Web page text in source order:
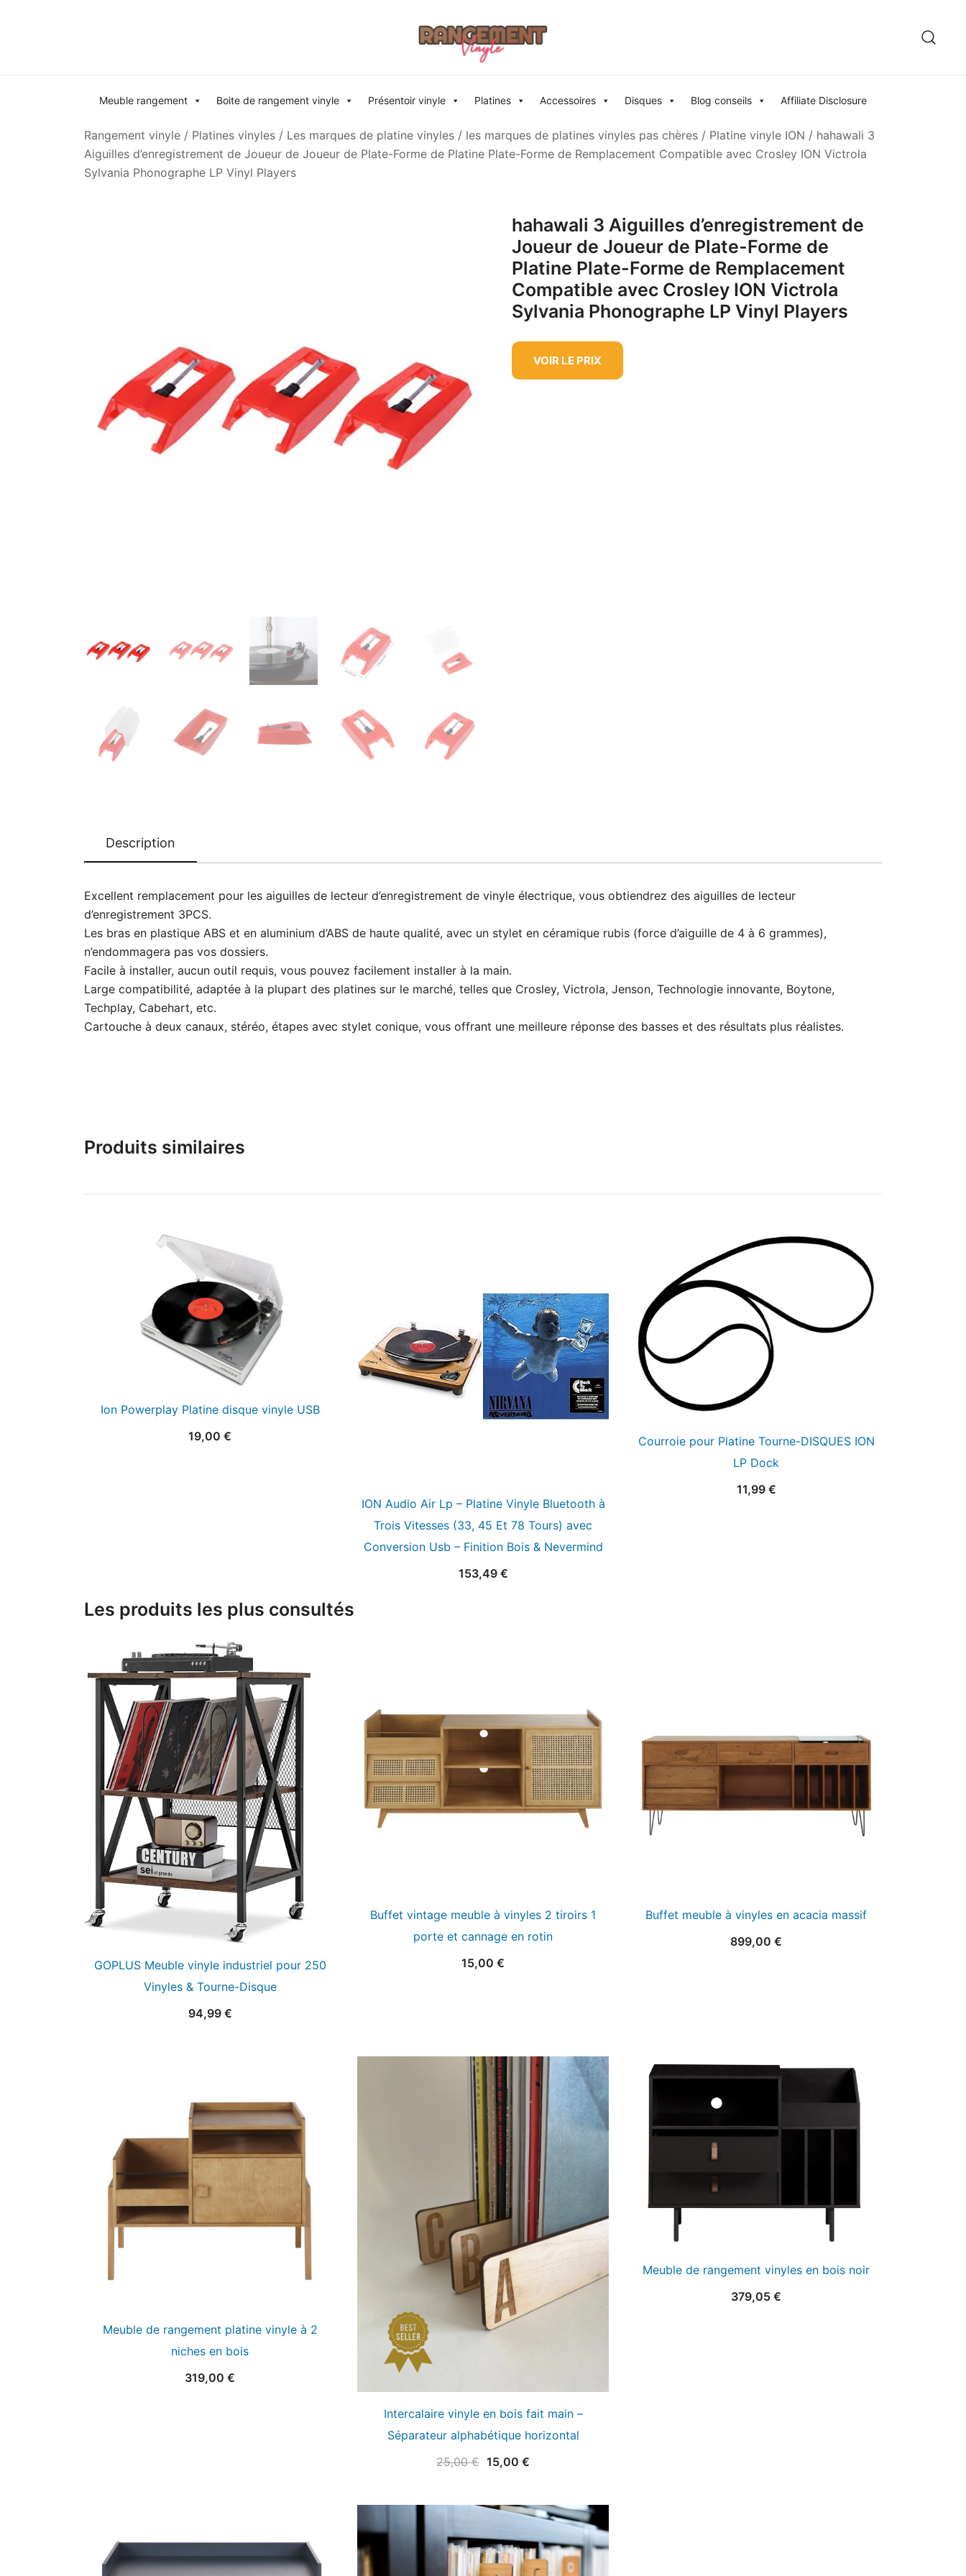
Meuble rangement Boite de rangement vinyle Présentoir vinyle Platines Accessoires Disques Blog conseils Affiliate Disclosure
Rangement vinyle / Platines vinyles / Les marques de platine vinyles / les marques de platines vinyles pas chères / Platine vinyle ION / hahawali 3
Aiguilles d’enregistrement de Joueur de Joueur de Plate-Forme de Platine Plate-Forme de Remplacement Compatible avec Crosley ION Victrola
Sylvania Phonographe LP Vinyl Players
hahawali 3 Aiguilles d’enregistrement de
Joueur de Joueur de Plate-Forme de
Platine Plate-Forme de Remplacement
Compatible avec Crosley ION Victrola
Sylvania Phonographe LP Vinyl Players
VOIR LE PRIX
Description
Excellent remplacement pour les aiguilles de lecteur d’enregistrement de vinyle électrique, vous obtiendrez des aiguilles de lecteur
d’enregistrement 3PCS.
Les bras en plastique ABS et en aluminium d’ABS de haute qualité, avec un stylet en céramique rubis (force d’aiguille de 4 à 6 grammes),
n’endommagera pas vos dossiers.
Facile à installer, aucun outil requis, vous pouvez facilement installer à la main.
Large compatibilité, adaptée à la plupart des platines sur le marché, telles que Crosley, Victrola, Jenson, Technologie innovante, Boytone,
Techplay, Cabehart, etc.
Cartouche à deux canaux, stéréo, étapes avec stylet conique, vous offrant une meilleure réponse des basses et des résultats plus réalistes.
Produits similaires
Ion Powerplay Platine disque vinyle USB
19,00 €
ION Audio Air Lp – Platine Vinyle Bluetooth à
Trois Vitesses (33, 45 Et 78 Tours) avec
Conversion Usb – Finition Bois & Nevermind
153,49 €
Courroie pour Platine Tourne-DISQUES ION
LP Dock
11,99 €
Les produits les plus consultés
GOPLUS Meuble vinyle industriel pour 250
Vinyles & Tourne-Disque
94,99 €
Buffet vintage meuble à vinyles 2 tiroirs 1
porte et cannage en rotin
15,00 €
Buffet meuble à vinyles en acacia massif
899,00 €
Meuble de rangement platine vinyle à 2
niches en bois
319,00 €
Intercalaire vinyle en bois fait main –
Séparateur alphabétique horizontal
25,00€ Le
était :
25,00 €.
15,00 €
est :
15,00 €.
Meuble de rangement vinyles en bois noir
379,05 €